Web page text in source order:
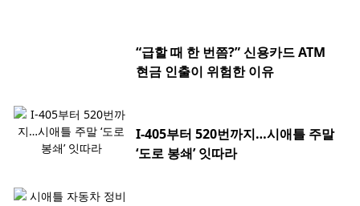
“급할 때 한 번쯤?” 신용카드 ATM
현금 인출이 위험한 이유
I-405부터 520번까지…시애틀 주말
‘도로 봉쇄’ 잇따라